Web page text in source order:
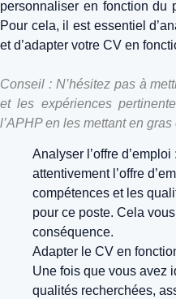
personnaliser en fonction du
Pour cela, il est essentiel
et d’adapter votre CV en
Conseil : N’hésitez pas à
et les expériences
l’APHP en les mettant en
Analyser l’offre
attentivement l’offre
compétences et les
pour ce poste. Cela
conséquence.
Adapter le CV en
Une fois que vous avez
qualités recherchées,